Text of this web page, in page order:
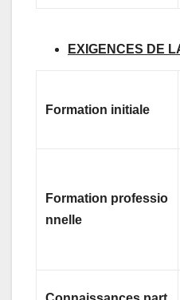
EXIGENCES DE
Formation initiale
Formation professio
nnelle